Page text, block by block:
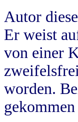
Autor
Er weist
von einer
worden.